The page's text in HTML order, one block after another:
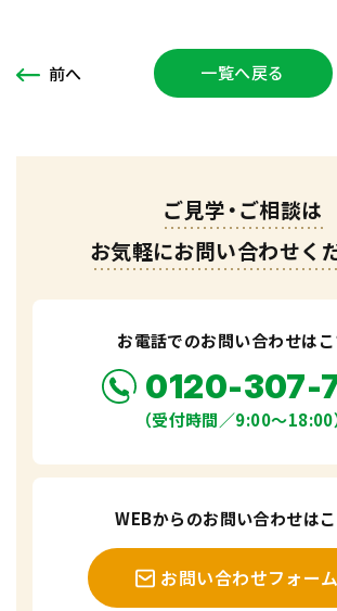
前へ 一覧へ戻る
ご見学・ご相談は
お気軽にお問い合わせく
お電話でのお問い合わせはこ
0120-307-
（受付時間／9:00〜18:00
WEBからのお問い合わせは
お問い合わせフォーム